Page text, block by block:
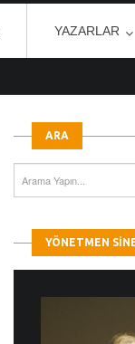
YAZARLAR
ARA
YÖNETMEN